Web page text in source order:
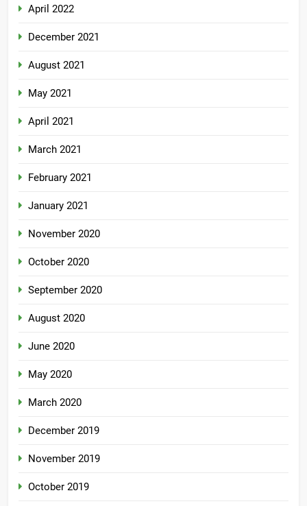
April 2022
December 2021
August 2021
May 2021
April 2021
March 2021
February 2021
January 2021
November 2020
October 2020
September 2020
August 2020
June 2020
May 2020
March 2020
December 2019
November 2019
October 2019